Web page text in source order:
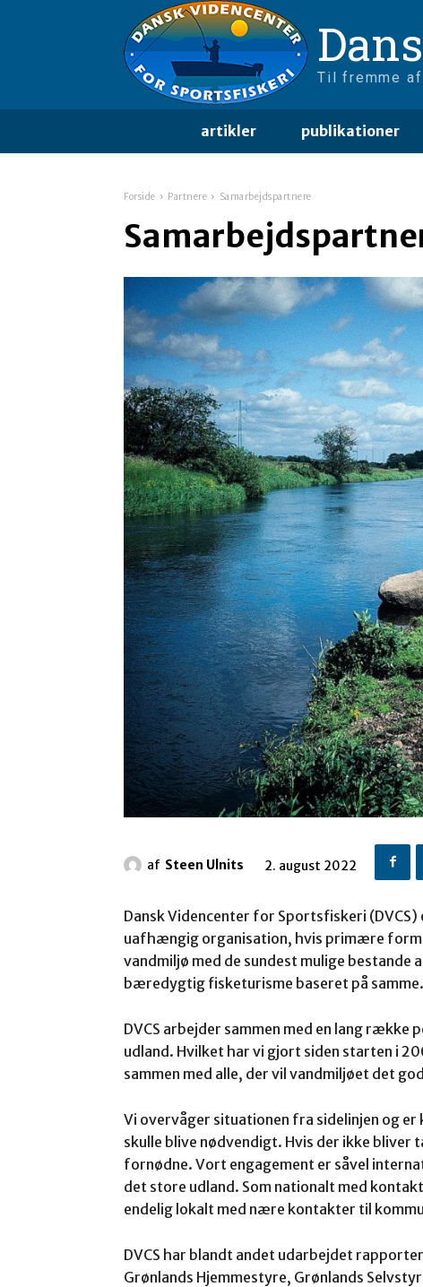
Til fremme
artikler publikationer
Forside Partnere Samarbejdspartnere
af Steen Ulnits 2. august 2022
Dansk Videncenter for Sportsfiskeri
uafhængig organisation, hvis primære
vandmiljø med de sundest mulige
bæredygtig fisketurisme baseret på samme.
DVCS arbejder sammen med en lang
udland. Hvilket har vi gjort siden starten i
sammen med alle, der vil vandmiljøet det
Vi overvåger situationen fra sidelinjen og
skulle blive nødvendigt. Hvis der ikke bliver
fornødne. Vort engagement er såvel
det store udland. Som nationalt med
endelig lokalt med nære kontakter til
DVCS har blandt andet udarbejdet
Grønlands Hjemmestyre, Grønlands